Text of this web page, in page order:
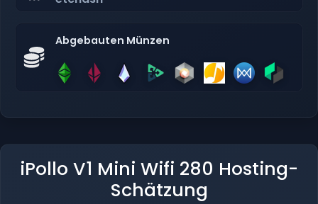
Abgebauten Münzen
iPollo V1 Mini Wifi 280 Hosting-
Schätzung